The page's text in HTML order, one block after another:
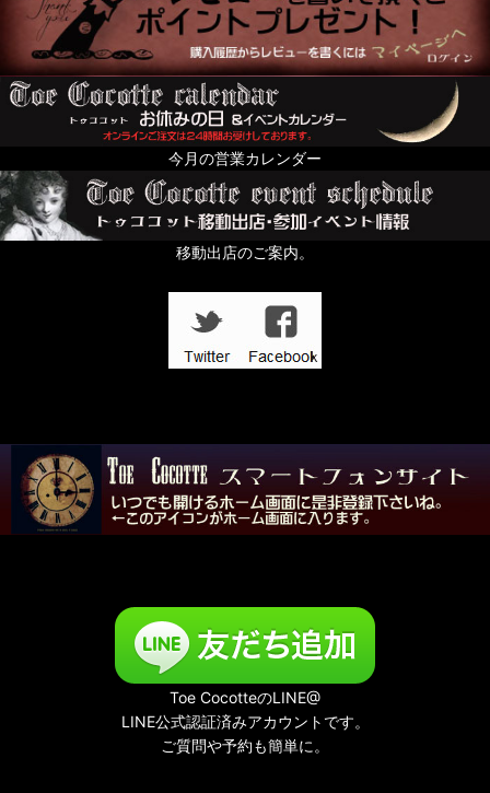
今月の営業カレンダー
移動出店のご案内。
Toe CocotteのLINE@
LINE公式認証済みアカウントです。
ご質問や予約も簡単に。